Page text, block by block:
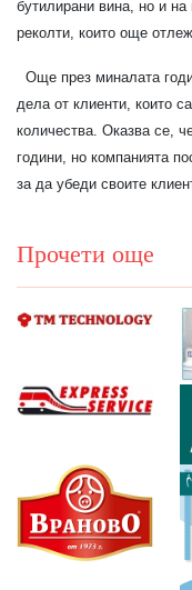
бутилирани вина, но и
реколти, които още
Още през миналата
дела от клиенти, които
количества. Оказва се,
години, но компанията
за да убеди своите
Прочети още